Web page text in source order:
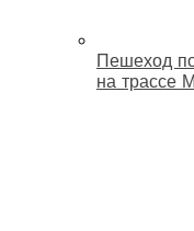
Пешеход
на трассе